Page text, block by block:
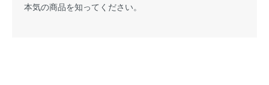
本気の商品を知ってください。